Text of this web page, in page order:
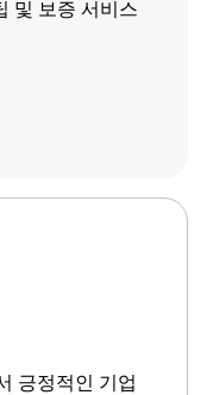
및 보증 서비스
긍정적인 기업